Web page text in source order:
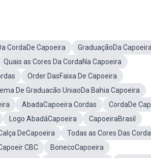
CordaDe Capoeira
GraduaçãoDa
Quais as Cores Da CordaNa Capoeira
Order DasFaixa De Capoeira
De Graduacão UniaoDa Bahia Capoeira
AbadaCapoeira Cordas
CordaDe
Logo AbadáCapoeira
CapoeiraBrasil
DeCapoeira
Todas as Cores Das
CBC
BonecoCapoeira